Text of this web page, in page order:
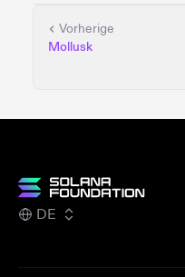
Vorherige
Mollusk
DE